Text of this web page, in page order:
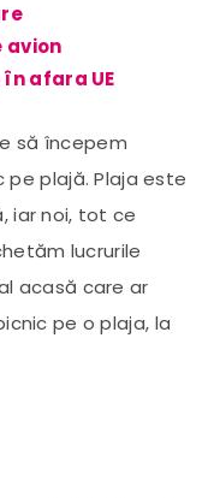
avion
afara UE
să începem
pe plajă. Plaja este
iar noi, tot ce
lucrurile
acasă care ar
pe o plaja, la